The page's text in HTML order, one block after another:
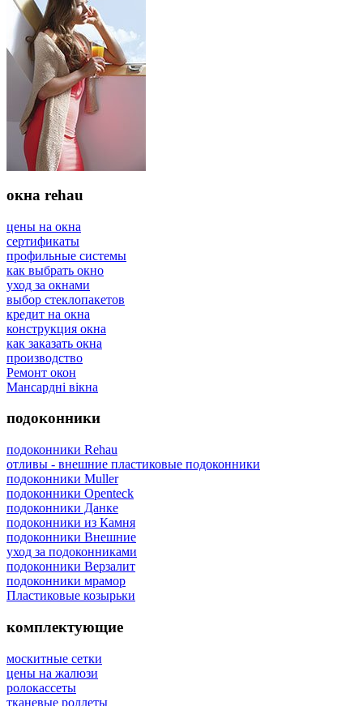
окна rehau
цены на окна
сертификаты
профильные системы
как выбрать окно
уход за окнами
выбор стеклопакетов
кредит на окна
конструкция окна
как заказать окна
производство
Ремонт окон
Мансардні вікна
подоконники
подоконники Rehau
отливы - внешние пластиковые подоконники
подоконники Muller
подоконники Openteck
подоконники Данке
подоконники из Камня
подоконники Внешние
уход за подоконниками
подоконники Верзалит
подоконники мрамор
Пластиковые козырьки
комплектующие
москитные сетки
цены на жалюзи
ролокассеты
тканевые роллеты